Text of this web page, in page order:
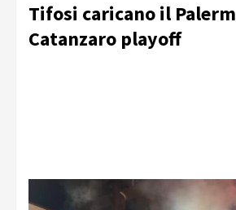
Tifosi caricano il
Catanzaro playoff